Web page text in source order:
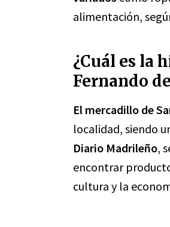
alimentación,
¿Cuál es la
Fernando
El mercadillo de
localidad, siendo
Diario Madrileño,
encontrar
cultura y la